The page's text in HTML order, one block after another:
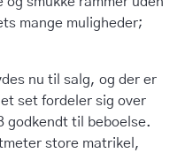
mange muligheder;
nu til salg, og der er
set fordeler sig over
godkendt til beboelse.
store matrikel,